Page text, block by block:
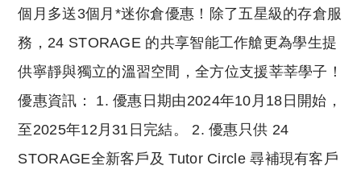
個月多送3個月*迷你倉優惠！除了五星級的存倉服
務，24 STORAGE 的共享智能工作艙更為學生提
供寧靜與獨立的溫習空間，全方位支援莘莘學子！
優惠資訊： 1. 優惠日期由2024年10月18日開始，
至2025年12月31日完結。 2. 優惠只供 24
STORAGE全新客戶及 Tutor Circle 尋補現有客戶